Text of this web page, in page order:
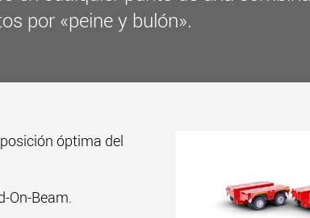
por «peine y bulón».
óptima del
On-Beam.